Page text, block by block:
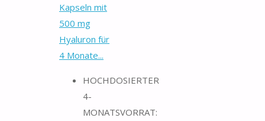
Kapseln mit
500 mg
Hyaluron für
4 Monate...
HOCHDOSIERTER
4-
MONATSVORRAT: